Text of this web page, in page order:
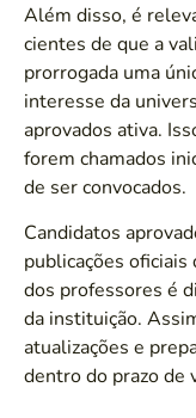
Além disso, é
cientes de que a
prorrogada uma
interesse da
aprovados ativa.
forem chamados
de ser convocados.
Candidatos
publicações oficiais
dos professores é
da instituição.
atualizações e
dentro do prazo de